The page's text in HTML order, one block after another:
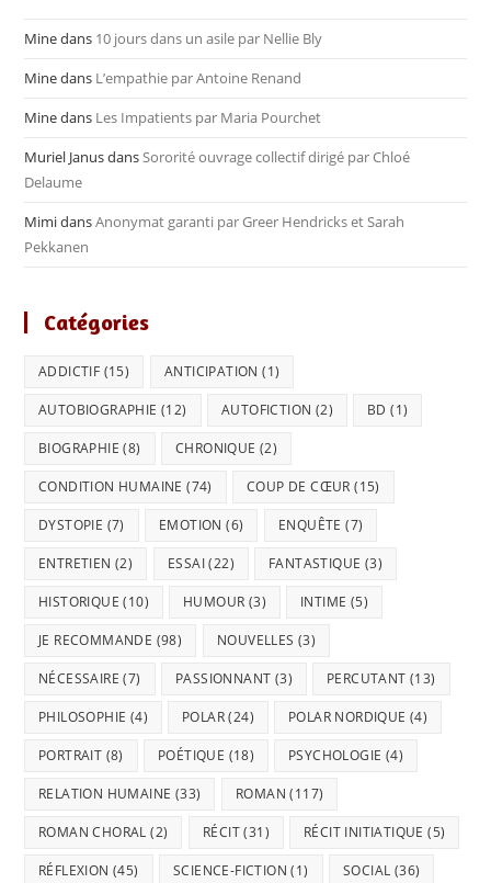
Minedans 10 jours dans un asile par Nellie Bly
Minedans L’empathie par Antoine Renand
Minedans Les Impatients par Maria Pourchet
Muriel JanusdansSororité ouvrage collectif dirigé par Chloé
Delaume
MimidansAnonymat garanti par Greer Hendricks et Sarah
Pekkanen
Catégories
ADDICTIF (15) ANTICIPATION (1)
AUTOBIOGRAPHIE (12) AUTOFICTION (2) BD (1)
BIOGRAPHIE (8) CHRONIQUE (2)
CONDITION HUMAINE (74) COUP DE CŒUR (15)
DYSTOPIE (7) EMOTION (6) ENQUÊTE (7)
ENTRETIEN (2) ESSAI(22) FANTASTIQUE (3)
HISTORIQUE (10) HUMOUR (3) INTIME (5)
JE RECOMMANDE (98) NOUVELLES (3)
NÉCESSAIRE (7) PASSIONNANT (3) PERCUTANT (13)
PHILOSOPHIE (4) POLAR(24) POLAR NORDIQUE (4)
PORTRAIT (8) POÉTIQUE (18) PSYCHOLOGIE (4)
RELATION HUMAINE (33) ROMAN (117)
ROMAN CHORAL (2) RÉCIT(31) RÉCIT INITIATIQUE (5)
RÉFLEXION (45) SCIENCE-FICTION (1) SOCIAL (36)